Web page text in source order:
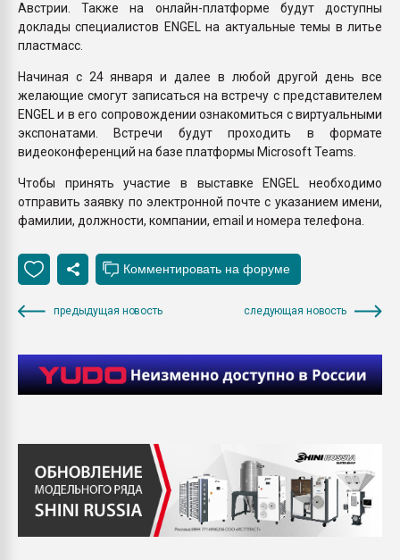
Австрии. Также на онлайн-платформе будут доступны
доклады специалистов ENGEL на актуальные темы в литье
пластмасс.
Начиная с 24 января и далее в любой другой день все
желающие смогут записаться на встречу с представителем
ENGEL и в его сопровождении ознакомиться с виртуальными
экспонатами. Встречи будут проходить в формате
видеоконференций на базе платформы Microsoft Teams.
Чтобы принять участие в выставке ENGEL необходимо
отправить заявку по электронной почте с указанием имени,
фамилии, должности, компании, email и номера телефона.
предыдущая новость следующая новость